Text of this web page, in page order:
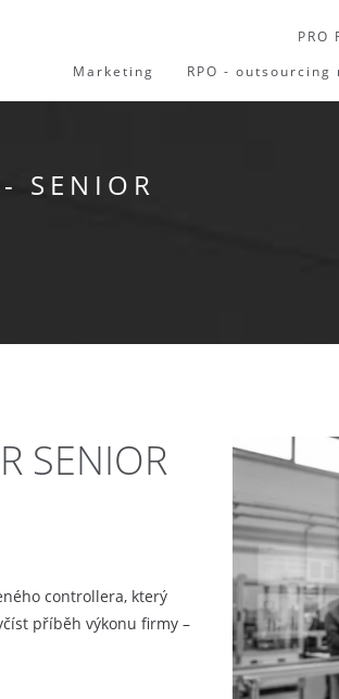
PRO
Marketing
RPO - outsourcing
SENIOR
SENIOR
controllera, který
příběh výkonu firmy –